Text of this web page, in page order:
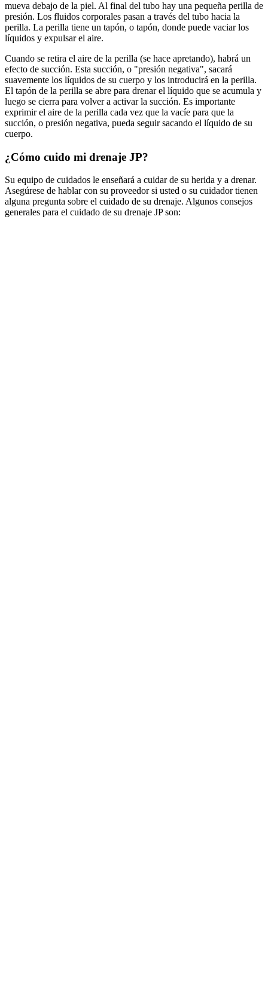
mueva debajo de la piel. Al final del tubo hay una pequeña perilla de
presión. Los fluidos corporales pasan a través del tubo hacia la
perilla. La perilla tiene un tapón, o tapón, donde puede vaciar los
líquidos y expulsar el aire.
Cuando se retira el aire de la perilla (se hace apretando), habrá un
efecto de succión. Esta succión, o "presión negativa", sacará
suavemente los líquidos de su cuerpo y los introducirá en la perilla.
El tapón de la perilla se abre para drenar el líquido que se acumula y
luego se cierra para volver a activar la succión. Es importante
exprimir el aire de la perilla cada vez que la vacíe para que la
succión, o presión negativa, pueda seguir sacando el líquido de su
cuerpo.
¿Cómo cuido mi drenaje JP?
Su equipo de cuidados le enseñará a cuidar de su herida y a drenar.
Asegúrese de hablar con su proveedor si usted o su cuidador tienen
alguna pregunta sobre el cuidado de su drenaje. Algunos consejos
generales para el cuidado de su drenaje JP son: